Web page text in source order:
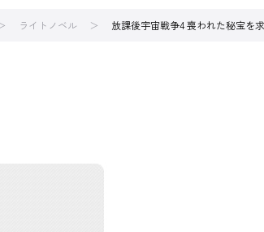
ライトノベル 放課後宇宙戦争4 喪われた秘宝を